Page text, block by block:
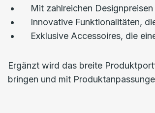
Mit zahlreichen
Innovative Funktionalitäten,
Exklusive Accessoires, die
Ergänzt wird das breite
bringen und mit